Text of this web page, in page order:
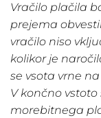
Vračilo plačila
prejema
vračilo niso
kolikor je
se vsota vrne
V končno
morebitnega